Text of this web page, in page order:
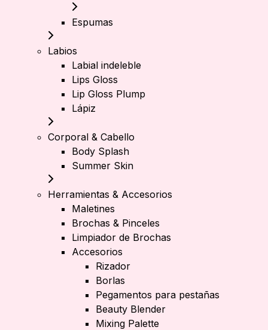
Espumas
Labios
Labial indeleble
Lips Gloss
Lip Gloss Plump
Lápiz
Corporal & Cabello
Body Splash
Summer Skin
Herramientas & Accesorios
Maletines
Brochas & Pinceles
Limpiador de Brochas
Accesorios
Rizador
Borlas
Pegamentos para pestañas
Beauty Blender
Mixing Palette